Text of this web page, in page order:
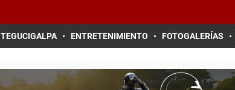
TEGUCIGALPA ENTRETENIMIENTO FOTOGALERÍAS